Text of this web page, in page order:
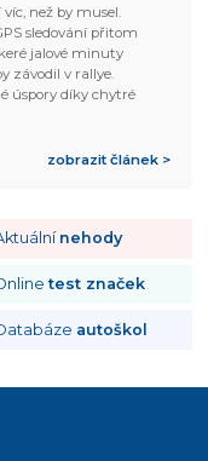
než by musel.
sledování přitom
jalové minuty
závodil v rallye.
úspory díky chytré
zobrazit článek >
nehody
test značek
autoškol